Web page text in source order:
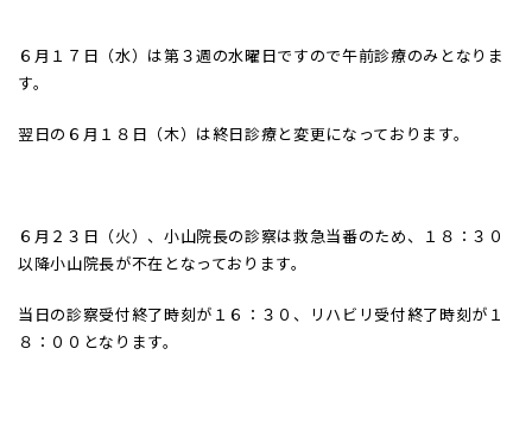
６月１７日（水）は第３週の水曜日ですので午前診療のみとなりま
す。
翌日の６月１８日（木）は終日診療と変更になっております。
６月２３日（火）、小山院長の診察は救急当番のため、１８：３０
以降小山院長が不在となっております。
当日の診察受付終了時刻が１６：３０、リハビリ受付終了時刻が１
８：００となります。